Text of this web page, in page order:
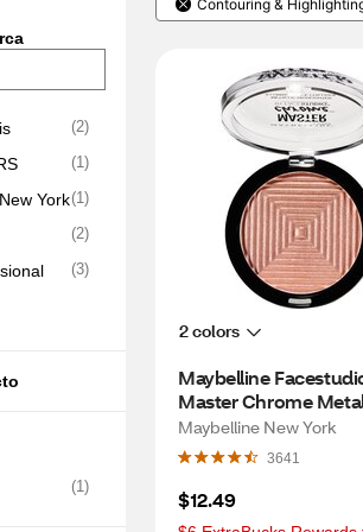
(2)
(1)
York(1)
(2)
(3)
(1)
Contouring &
2 colors
Maybelline
Master Chrome
Highlighter, Molten
Gold
Maybelline New York
3641
$12.49